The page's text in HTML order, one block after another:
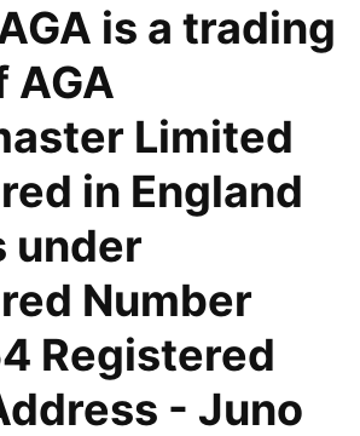
is a trading
AGA
Limited
in England
under
Number
Registered
- Juno